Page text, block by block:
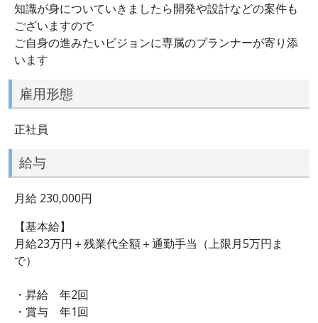
知識が身についていきましたら開発や設計などの案件も
ございますので
ご自身の進みたいビジョンに専属のプランナーが寄り添
います
雇用形態
正社員
給与
月給 230,000円
【基本給】
月給23万円＋残業代全額＋通勤手当（上限月5万円ま
で）
・昇給 年2回
・賞与 年1回